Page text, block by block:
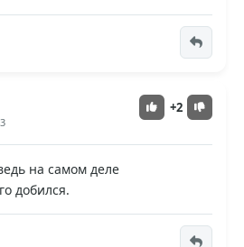
+2
на самом деле
добился.